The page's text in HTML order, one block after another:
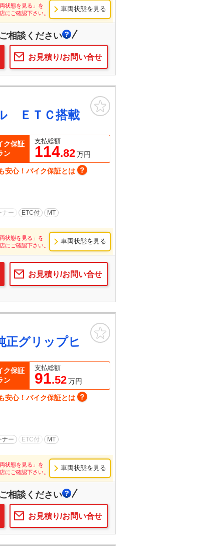
状態を見る」を
にご確認下さい。
車両状態を見る
相談ください
お見積り/お問い合せ
ＥＴＣ搭載
ナー ETC付 MT
ク保証
ン
支払総額
114.82万円
安心！バイク保証とは
状態を見る」を
にご確認下さい。
車両状態を見る
お見積り/お問い合せ
グリップヒ
ナー ETC付 MT
ク保証
ン
支払総額
91.52万円
安心！バイク保証とは
状態を見る」を
にご確認下さい。
車両状態を見る
相談ください
お見積り/お問い合せ